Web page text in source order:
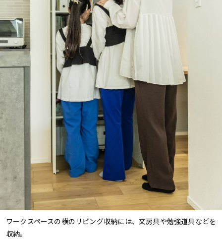
ワークスペースの横のリビング収納には、文房具や勉強道具などを
収納。